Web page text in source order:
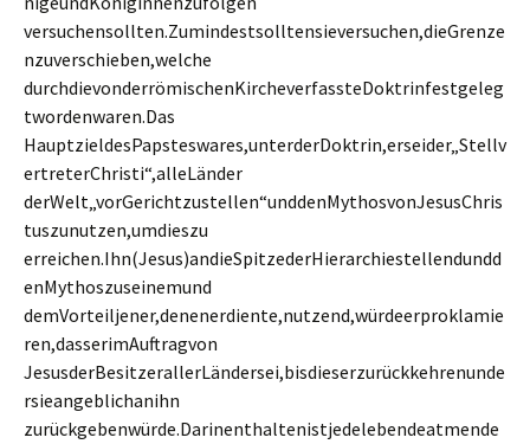
versuchensollten.Zumindestsolltensieversuchen,dieGrenze
nzuverschieben,welche
durchdievonderrömischenKircheverfassteDoktrinfestgeleg
twordenwaren.Das
HauptzieldesPapsteswares,unterderDoktrin,erseider„Stellv
ertreterChristi“,alleLänder
derWelt„vorGerichtzustellen“unddenMythosvonJesusChris
tuszunutzen,umdieszu
erreichen.Ihn(Jesus)andieSpitzederHierarchiestellendundd
enMythoszuseinemund
demVorteiljener,denenerdiente,nutzend,würdeerproklamie
ren,dasserimAuftragvon
JesusderBesitzerallerLändersei,bisdieserzurückkehrenunde
rsieangeblichanihn
zurückgebenwürde.Darinenthaltenistjedelebendeatmende